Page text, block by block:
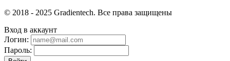
© 2018 - 2025 Gradientech. Все права защищены
Вход в аккаунт
Логин:
Пароль: